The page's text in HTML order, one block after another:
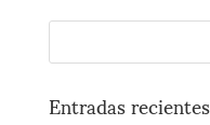
Entradas recientes